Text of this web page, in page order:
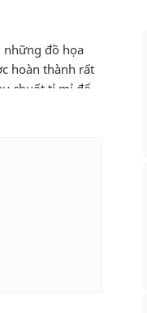
những đồ họa
hoàn thành rất
chuốt tỉ mỉ để
chiếu ánh
cấp và chế tạo
những người